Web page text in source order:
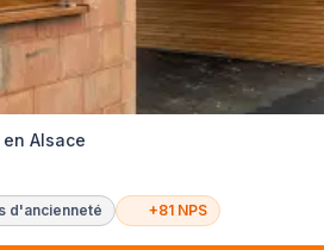
Alsace
d'ancienneté +81 NPS